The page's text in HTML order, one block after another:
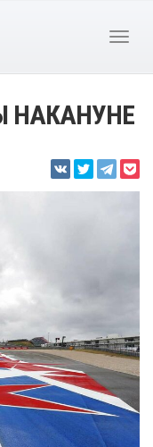
НАКАНУНЕ